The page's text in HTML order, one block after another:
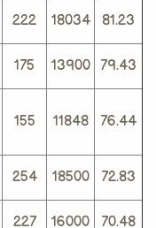
222 18034 81.23
175 13900 79.43
155 11848 76.44
254 18500 72.83
227 16000 70.48